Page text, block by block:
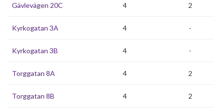
Gävlevägen 20C 4 2
Kyrkogatan 3A 4 -
Kyrkogatan 3B 4 -
Torggatan 8A 4 2
Torggatan 8B 4 2